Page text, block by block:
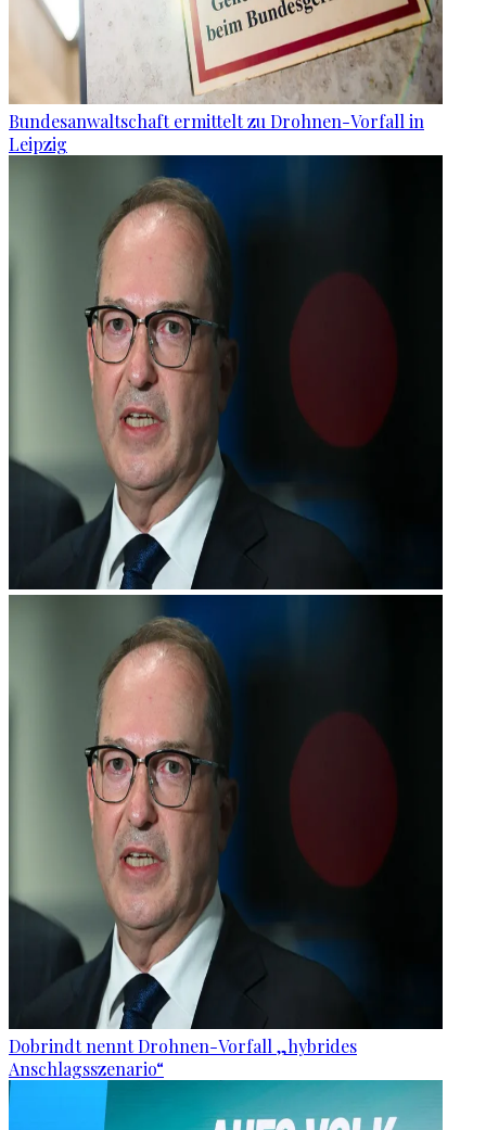
Bundesanwaltschaft ermittelt zu Drohnen-Vorfall in
Leipzig
Dobrindt nennt Drohnen-Vorfall „hybrides
Anschlagsszenario“